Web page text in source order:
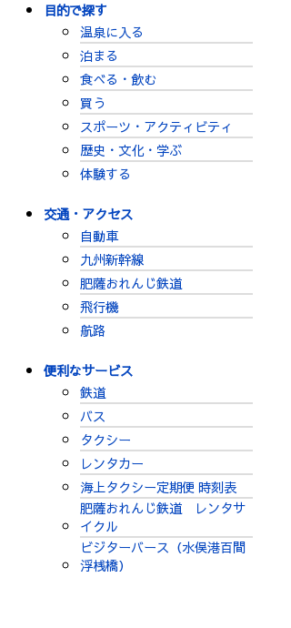
目的で探す
温泉に入る
泊まる
食べる・飲む
買う
スポーツ・アクティビティ
歴史・文化・学ぶ
体験する
交通・アクセス
自動車
九州新幹線
肥薩おれんじ鉄道
飛行機
航路
便利なサービス
鉄道
バス
タクシー
レンタカー
海上タクシー定期便 時刻表
肥薩おれんじ鉄道 レンタサ
イクル
ビジターバース（水俣港百間
浮桟橋）